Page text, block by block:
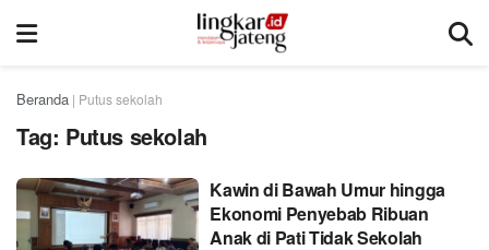
Beranda | Putus sekolah
Tag: Putus sekolah
Kawin di Bawah Umur hingga
Ekonomi Penyebab Ribuan
Anak di Pati Tidak Sekolah